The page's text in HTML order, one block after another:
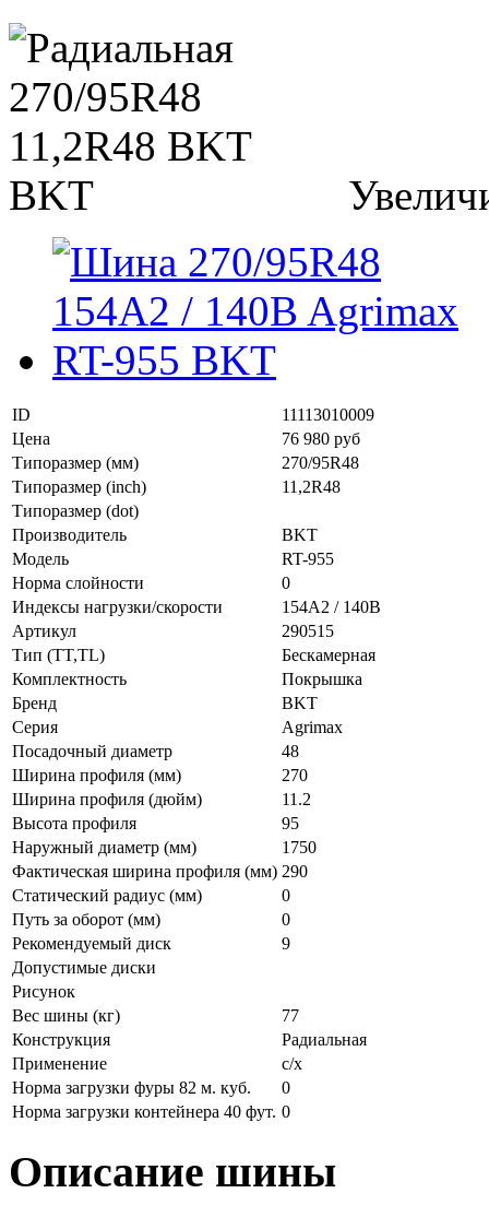
ID
11113010009
Цена
76 980 руб
Типоразмер (мм)
270/95R48
Типоразмер (inch)
11,2R48
Типоразмер (dot)
Производитель
BKT
Модель
RT-955
Норма слойности
0
Индексы нагрузки/скорости
154A2 / 140B
Артикул
290515
Тип (TT,TL)
Бескамерная
Комплектность
Покрышка
Бренд
BKT
Серия
Agrimax
Посадочный диаметр
48
Ширина профиля (мм)
270
Ширина профиля (дюйм)
11.2
Высота профиля
95
Наружный диаметр (мм)
1750
Фактическая ширина профиля (мм) 290
Статический радиус (мм)
0
Путь за оборот (мм)
0
Рекомендуемый диск
9
Допустимые диски
Рисунок
Вес шины (кг)
77
Конструкция
Радиальная
Применение
с/х
Норма загрузки фуры 82 м. куб.
0
Норма загрузки контейнера 40 фут. 0
Описание шины